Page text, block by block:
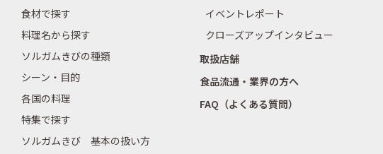
食材で探す
料理名から探す
ソルガムきびの種類
シーン・目的
各国の料理
特集で探す
ソルガムきび 基本の扱い方
イベントレポート
クローズアップインタビュー
取扱店舗
食品流通・業界の方へ
FAQ（よくある質問）